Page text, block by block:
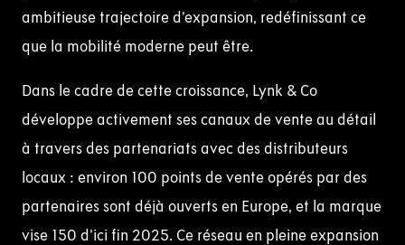
ambitieuse trajectoire d’expansion, redéfinissant ce
que la mobilité moderne peut être.
Dans le cadre de cette croissance, Lynk & Co
développe activement ses canaux de vente au détail
à travers des partenariats avec des distributeurs
locaux : environ 100 points de vente opérés par des
partenaires sont déjà ouverts en Europe, et la marque
vise 150 d’ici fin 2025. Ce réseau en pleine expansion